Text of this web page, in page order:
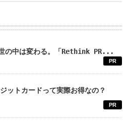
の中は変わる。「Rethink PR...
PR
ットカードって実際お得なの？
PR